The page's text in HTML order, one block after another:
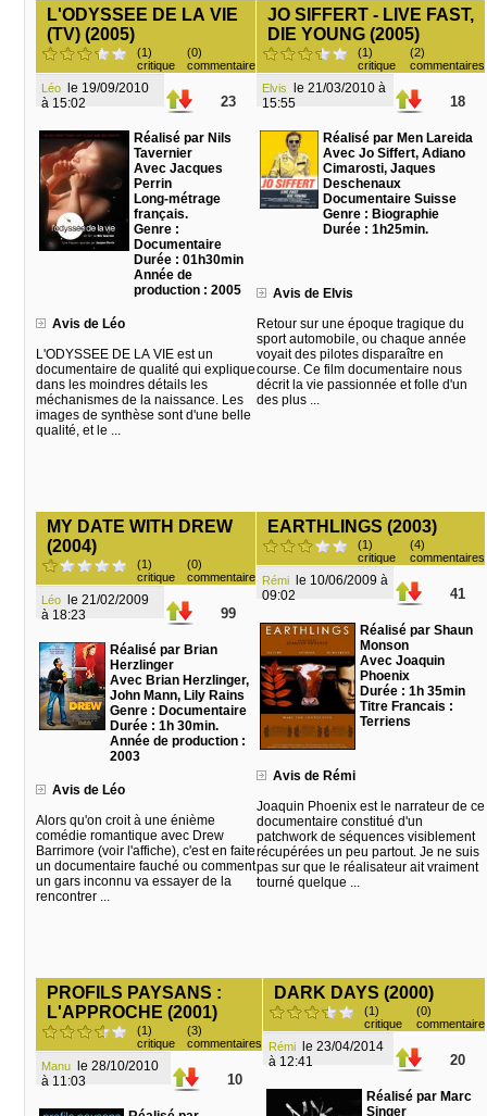
L'ODYSSEE DE LA VIE
(TV) (2005)
(1)
critique
(0)
commentaire
Léo
à 15:02
23
Réalisé par Nils
Tavernier
Avec Jacques
Perrin
Long-métrage
français.
Genre :
Documentaire
Durée : 01h30min
Année de
production : 2005
Avis de Léo
L'ODYSSEE DE LA VIE est un
documentaire de qualité qui explique
dans les moindres détails les
méchanismes de la naissance. Les
images de synthèse sont d'une belle
qualité, et le ...
JO SIFFERT - LIVE FAST,
DIE YOUNG (2005)
(1)
critique
(2)
commentaires
Elvis
15:55
18
Réalisé par Men Lareida
Avec Jo Siffert, Adiano
Cimarosti, Jaques
Deschenaux
Documentaire Suisse
Genre : Biographie
Durée : 1h25min.
Avis de Elvis
Retour sur une époque tragique du
sport automobile, ou chaque année
voyait des pilotes disparaître en
course. Ce film documentaire nous
décrit la vie passionnée et folle d'un
des plus ...
MY DATE WITH DREW
(2004)
(1)
critique
(0)
commentaire
Léo
à 18:23
99
Réalisé par Brian
Herzlinger
Avec Brian Herzlinger,
John Mann, Lily Rains
Genre : Documentaire
Durée : 1h 30min.
Année de production :
2003
Avis de Léo
Alors qu'on croit à une énième
comédie romantique avec Drew
Barrimore (voir l'affiche), c'est en faite
un documentaire fauché ou comment
un gars inconnu va essayer de la
rencontrer ...
EARTHLINGS (2003)
(1)
critique
(4)
commentaires
Rémi
09:02
41
Réalisé par Shaun
Monson
Avec Joaquin
Phoenix
Durée : 1h 35min
Titre Francais :
Terriens
Avis de Rémi
Joaquin Phoenix est le narrateur de ce
documentaire constitué d'un
patchwork de séquences visiblement
récupérées un peu partout. Je ne suis
pas sur que le réalisateur ait vraiment
tourné quelque ...
PROFILS PAYSANS :
L'APPROCHE (2001)
(1)
critique
(3)
commentaires
Manu
à 11:03
10
DARK DAYS (2000)
(1)
critique
(0)
commentaire
Rémi
à 12:41
20
Réalisé par Marc
Singer